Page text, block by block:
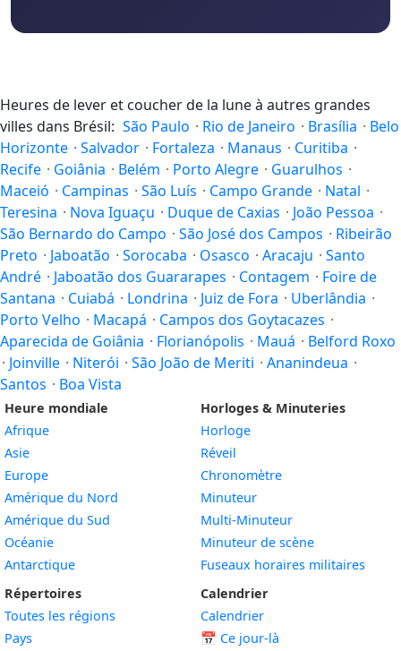
Heures de lever et coucher de la lune à autres grandes
villes dans Brésil: São Paulo · Rio de Janeiro · Brasília · Belo
Horizonte · Salvador · Fortaleza · Manaus · Curitiba ·
Recife · Goiânia · Belém · Porto Alegre · Guarulhos ·
Maceió · Campinas · São Luís · Campo Grande · Natal ·
Teresina · Nova Iguaçu · Duque de Caxias · João Pessoa ·
São Bernardo do Campo · São José dos Campos · Ribeirão
Preto · Jaboatão · Sorocaba · Osasco · Aracaju · Santo
André · Jaboatão dos Guararapes · Contagem · Foire de
Santana · Cuiabá · Londrina · Juiz de Fora · Uberlândia ·
Porto Velho · Macapá · Campos dos Goytacazes ·
Aparecida de Goiânia · Florianópolis · Mauá · Belford Roxo
· Joinville · Niterói · São João de Meriti · Ananindeua ·
Santos · Boa Vista
Heure mondiale
Afrique
Asie
Europe
Amérique du Nord
Amérique du Sud
Océanie
Antarctique
Répertoires
Toutes les régions
Pays
Horloges & Minuteries
Horloge
Réveil
Chronomètre
Minuteur
Multi-Minuteur
Minuteur de scène
Fuseaux horaires militaires
Calendrier
Calendrier
📅 Ce jour-là